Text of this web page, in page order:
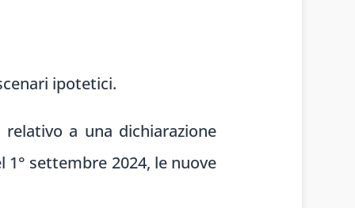
ipotetici.
a una dichiarazione
settembre 2024, le nuove